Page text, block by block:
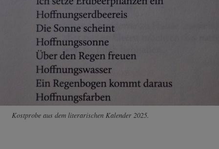
Kostprobe aus dem literarischen Kalender 2025.